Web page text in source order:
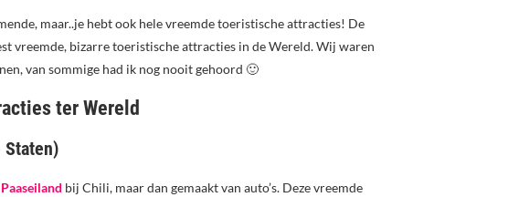
maar..je hebt ook hele vreemde toeristische attracties! De
vreemde, bizarre toeristische attracties in de Wereld. Wij waren
van sommige had ik nog nooit gehoord 🙂
ter Wereld
Staten)
Paaseiland bij Chili, maar dan gemaakt van auto’s. Deze vreemde